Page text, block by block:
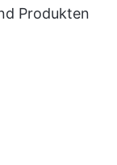
Produkten